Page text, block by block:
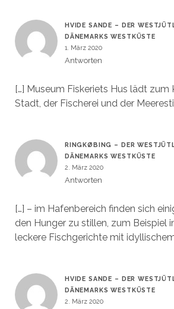
HVIDE SANDE – DER
DÄNEMARKS WESTKÜSTE
1. März 2020
Antworten
[…] Museum Fiskeriets Hus lädt zum
Stadt, der Fischerei und der
RINGKØBING – DER
DÄNEMARKS WESTKÜSTE
2. März 2020
Antworten
[…] – im Hafenbereich finden sich
den Hunger zu stillen, zum Beispiel
leckere Fischgerichte mit
HVIDE SANDE – DER
DÄNEMARKS WESTKÜSTE
2. März 2020